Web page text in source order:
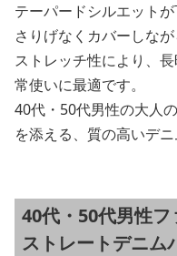
テーパードシルエット
さりげなくカバーしな
ストレッチ性により、
常使いに最適です。
40代・50代男性の大人
を添える、質の高いデ
40代・50代男性
ストレートデニム